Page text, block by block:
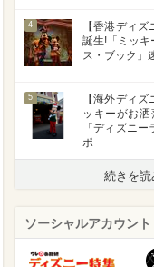
4
【香港ディ
誕生!「ミッキ
ス・ブック」
5
【海外ディ
ッキーがお
「ディズニ
ポ
続きを読
ソーシャルアカウント
X